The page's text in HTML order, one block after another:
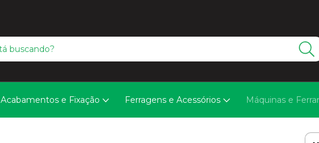
Acabamentos e Fixação Ferragens e Acessórios Máquinas e